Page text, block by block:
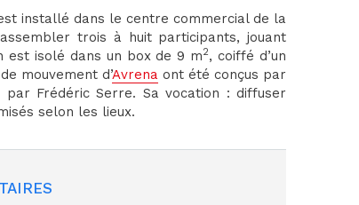
installé dans le centre commercial de la
trois à huit participants, jouant
est isolé dans un box de 9 m2, coiffé d’un
mouvement d’Avrena ont été conçus par
par Frédéric Serre. Sa vocation : diffuser
selon les lieux.